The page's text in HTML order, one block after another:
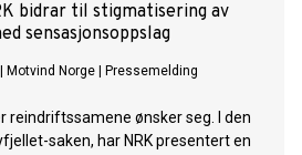
bidrar til stigmatisering av
sensasjonsoppslag
Motvind Norge Pressemelding
reindriftssamene ønsker seg. I den
saken, har NRK presentert en